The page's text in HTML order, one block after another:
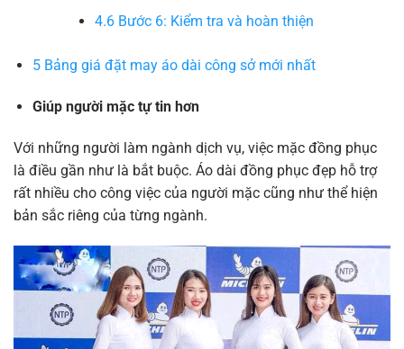
4.6Bước 6: Kiểm tra và hoàn thiện
5Bảng giá đặt may áo dài công sở mới nhất
Giúp người mặc tự tin hơn
Với những người làm ngành dịch vụ, việc mặc đồng phục
là điều gần như là bắt buộc. Áo dài đồng phục đẹp hỗ trợ
rất nhiều cho công việc của người mặc cũng như thể hiện
bản sắc riêng của từng ngành.